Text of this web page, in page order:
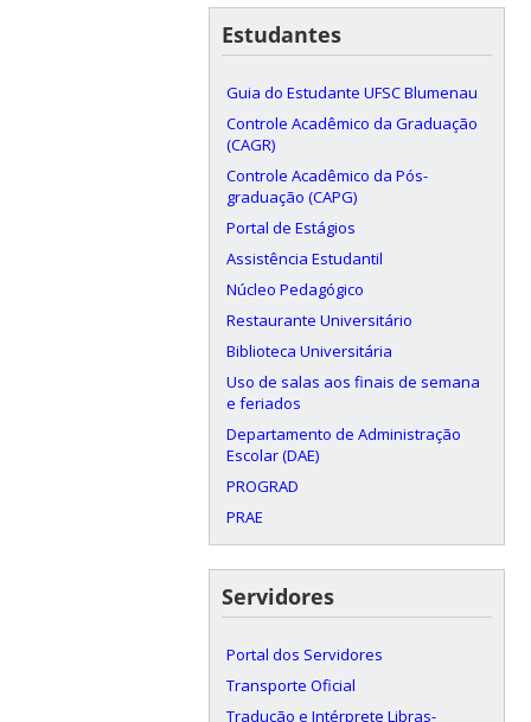
Estudantes
Guia do Estudante UFSC Blumenau
Controle Acadêmico da Graduação
(CAGR)
Controle Acadêmico da Pós-
graduação (CAPG)
Portal de Estágios
Assistência Estudantil
Núcleo Pedagógico
Restaurante Universitário
Biblioteca Universitária
Uso de salas aos finais de semana
e feriados
Departamento de Administração
Escolar (DAE)
PROGRAD
PRAE
Servidores
Portal dos Servidores
Transporte Oficial
Tradução e Intérprete Libras-